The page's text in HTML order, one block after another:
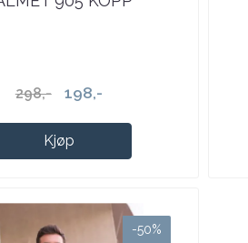
298,- 198,-
Kjøp
-50%